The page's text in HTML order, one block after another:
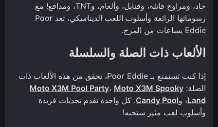
حاد، ومراوح قاتلة، وقنابل، وألغام، وTNT، ومدافع! مع
رسوماتها الرائعة وأسلوب اللعب الديناميكي، تعد Poor
Eddie بساعات من المرح.
الألعاب ذات الصلة والسلسلة
إذا كنت تستمتع بـ Poor Eddie، تحقق من هذه الألعاب ذات
الصلة:
Moto X3M Pool Party، Moto X3M Spooky
Land، وCandy Pool. كل واحدة تقدم تحديات فريدة
وأسلوب لعب مثير ستحبه!